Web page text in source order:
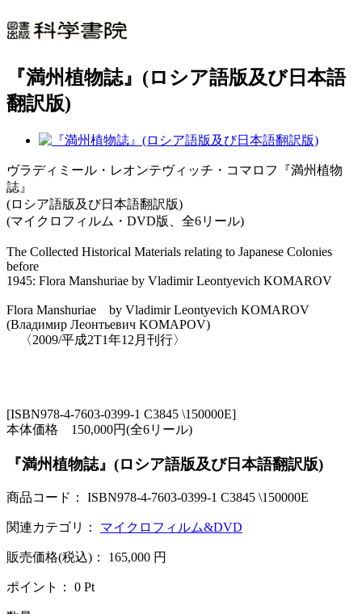
『満州植物誌』(ロシア語版及び日本語
翻訳版)
ヴラディミール・レオンテヴィッチ・コマロフ『満州植物
誌』
(ロシア語版及び日本語翻訳版)
(マイクロフィルム・DVD版、全6リール)
The Collected Historical Materials relating to Japanese Colonies
before
1945: Flora Manshuriae by Vladimir Leontyevich KOMAROV
Flora Manshuriae by Vladimir Leontyevich KOMAROV
(Владимир Леонтьевич KOMAPOV)
〈2009/平成2T1年12月刊行〉
[ISBN978-4-7603-0399-1 C3845 \150000E]
本体価格 150,000円(全6リール)
『満州植物誌』(ロシア語版及び日本語翻訳版)
商品コード： ISBN978-4-7603-0399-1 C3845 \150000E
関連カテゴリ： マイクロフィルム&DVD
販売価格(税込)： 165,000 円
ポイント： 0 Pt